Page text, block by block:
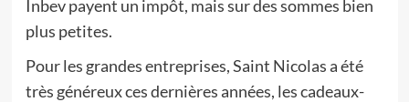
Inbev payent un impôt, mais sur des sommes bien
plus petites.
Pour les grandes entreprises, Saint Nicolas a été
très généreux ces dernières années, les cadeaux-